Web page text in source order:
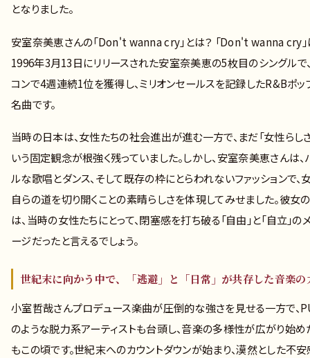
となりました。
安室奈美恵さんの「Don't wanna cry」とは？ 「Don't wanna cry」
1996年3月13日にリリースされた安室奈美恵の5枚目のシングルで
コンで4週連続1位を獲得し、ミリオンセールスを記録したR&Bポッ
名曲です。
当時の日本は、女性たちの社会進出が進む一方で、まだ「女性らし
いう固定観念が根強く残っていました。しかし、安室奈美恵さんは、
ルな歌唱とダンス、そして既存の枠にとらわれないファッションで、
自らの道を切り開くことの素晴らしさを体現してみせました。彼女
は、当時の女性たちにとって、閉塞感を打ち破る「自由」と「自立」の
ージだったと言えるでしょう。
世紀末に向かう中で、「逃避」と「日常」が共存した音楽の
小室哲哉さんプロデュース楽曲が圧倒的な強さを見せる一方で、
のような脱力系アーティストも台頭し、音楽の多様性が広がり始め
もこの頃です。世紀末へのカウントダウンが始まり、漠然とした不